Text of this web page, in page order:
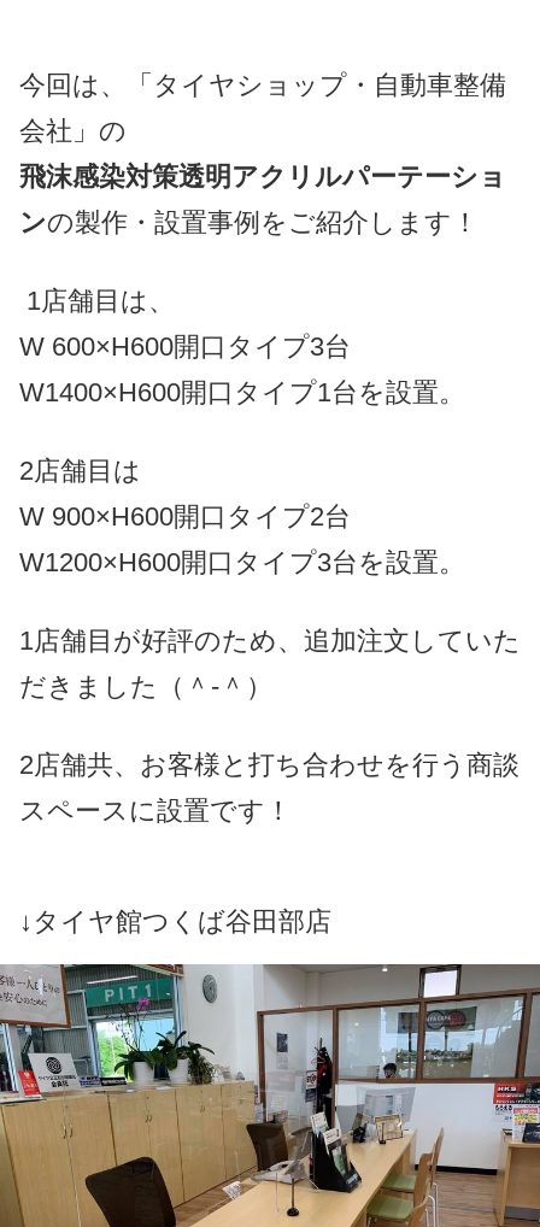
今回は、「タイヤショップ・自動車整備
会社」の
飛沫感染対策透明アクリルパーテーショ
ンの製作・設置事例をご紹介します！
1店舗目は、
W 600×H600開口タイプ3台
W1400×H600開口タイプ1台を設置。
2店舗目は
W 900×H600開口タイプ2台
W1200×H600開口タイプ3台を設置。
1店舗目が好評のため、追加注文していた
だきました（＾-＾）
2店舗共、お客様と打ち合わせを行う商談
スペースに設置です！
↓タイヤ館つくば谷田部店